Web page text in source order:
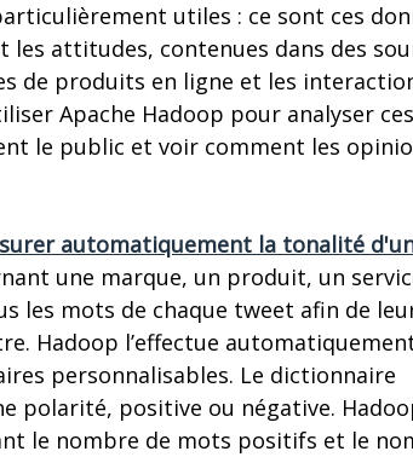
utiles : ce sont ces
attitudes, contenues dans des
de produits en ligne et les
Apache Hadoop pour analyser ces
le public et voir comment les
automatiquement la tonalité
une marque, un produit, un
les mots de chaque tweet afin de
Hadoop l’effectue
personnalisables. Le dictionnaire
polarité, positive ou négative.
le nombre de mots positifs et le